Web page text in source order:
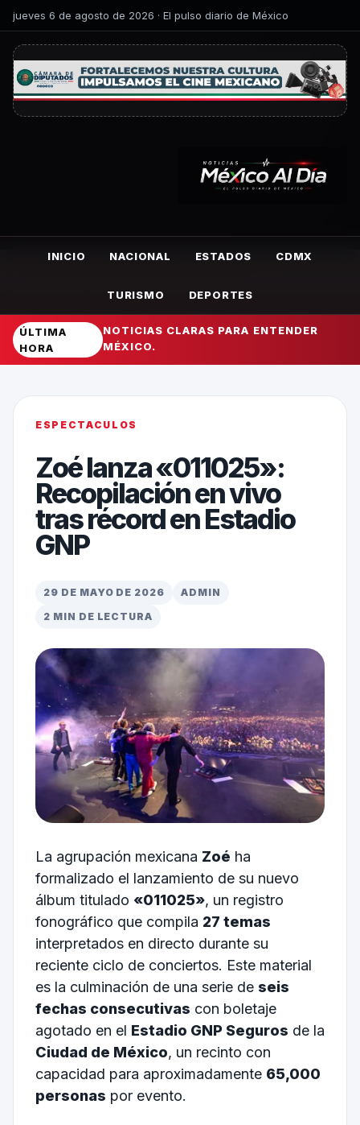
jueves 6 de agosto de 2026 · El pulso diario de México
INICIO NACIONAL ESTADOS CDMX
TURISMO DEPORTES
ÚLTIMA
HORA
NOTICIAS CLARAS PARA ENTENDER
MÉXICO.
ESPECTACULOS
Zoé lanza «011025»:
Recopilación en vivo
tras récord en Estadio
GNP
29 DE MAYO DE 2026
ADMIN
2 MIN DE LECTURA
La agrupación mexicana Zoé ha
formalizado el lanzamiento de su nuevo
álbum titulado «011025», un registro
fonográfico que compila 27 temas
interpretados en directo durante su
reciente ciclo de conciertos. Este material
es la culminación de una serie de seis
fechas consecutivas con boletaje
agotado en el Estadio GNP Seguros de la
Ciudad de México, un recinto con
capacidad para aproximadamente 65,000
personas por evento.